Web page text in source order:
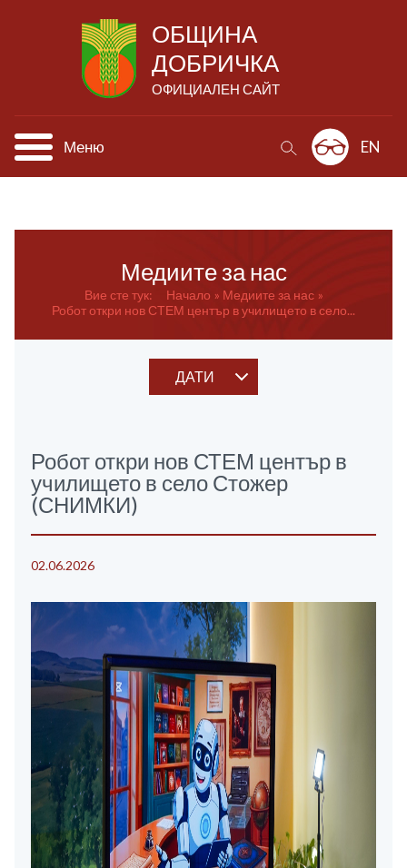
ОБЩИНА
ДОБРИЧКА
ОФИЦИАЛЕН САЙТ
Меню EN
Медиите за нас
Вие сте тук: Начало
Медиите за нас
Робот откри нов СТЕМ център в училището в село...
ДАТИ
Робот откри нов СТЕМ център в
училището в село Стожер
(СНИМКИ)
02.06.2026